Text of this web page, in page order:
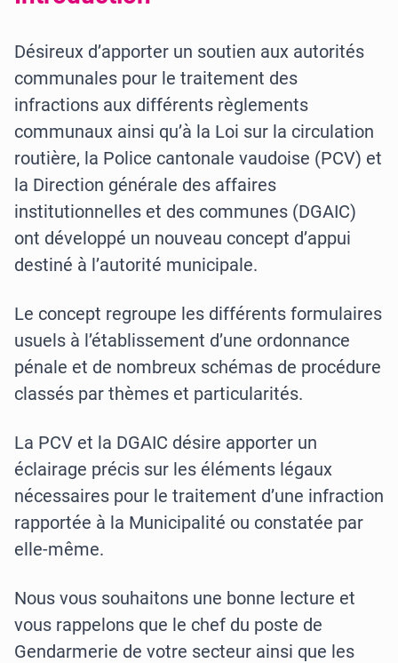
Désireux d’apporter un soutien aux autorités
communales pour le traitement des
infractions aux différents règlements
communaux ainsi qu’à la Loi sur la circulation
routière, la Police cantonale vaudoise (PCV) et
la Direction générale des affaires
institutionnelles et des communes (DGAIC)
ont développé un nouveau concept d’appui
destiné à l’autorité municipale.
Le concept regroupe les différents formulaires
usuels à l’établissement d’une ordonnance
pénale et de nombreux schémas de procédure
classés par thèmes et particularités.
La PCV et la DGAIC désire apporter un
éclairage précis sur les éléments légaux
nécessaires pour le traitement d’une infraction
rapportée à la Municipalité ou constatée par
elle-même.
Nous vous souhaitons une bonne lecture et
vous rappelons que le chef du poste de
Gendarmerie de votre secteur ainsi que les